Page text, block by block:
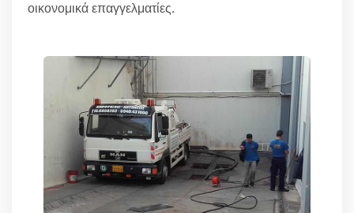
οικονομικά επαγγελματίες.